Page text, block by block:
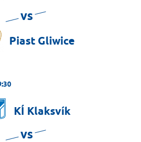
vs
Piast Gliwice
KÍ Klaksvík
vs